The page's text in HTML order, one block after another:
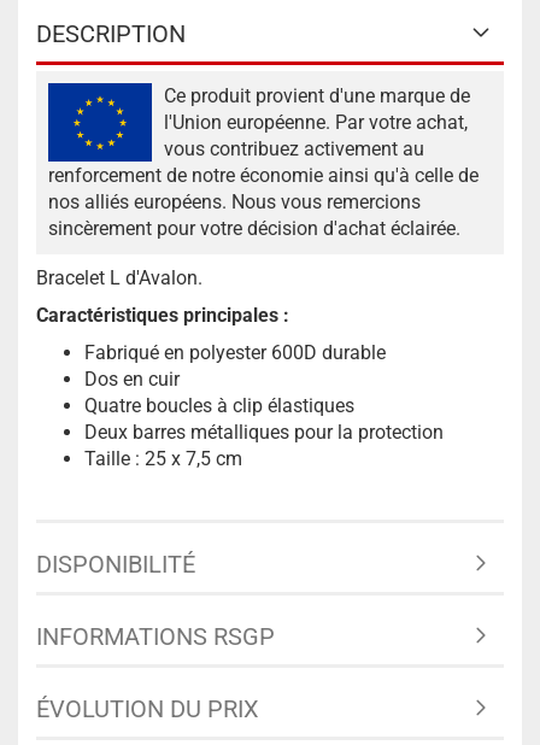
DESCRIPTION
Ce produit provient d'une marque de
l'Union européenne. Par votre achat,
vous contribuez activement au
renforcement de notre économie ainsi qu'à celle de
nos alliés européens. Nous vous remercions
sincèrement pour votre décision d'achat éclairée.
Bracelet L d'Avalon.
Caractéristiques principales :
Fabriqué en polyester 600D durable
Dos en cuir
Quatre boucles à clip élastiques
Deux barres métalliques pour la protection
Taille : 25 x 7,5 cm
DISPONIBILITÉ
INFORMATIONS RSGP
ÉVOLUTION DU PRIX